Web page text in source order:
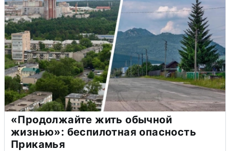
«Продолжайте жить обычной
жизнью»: беспилотная опасность
Прикамья